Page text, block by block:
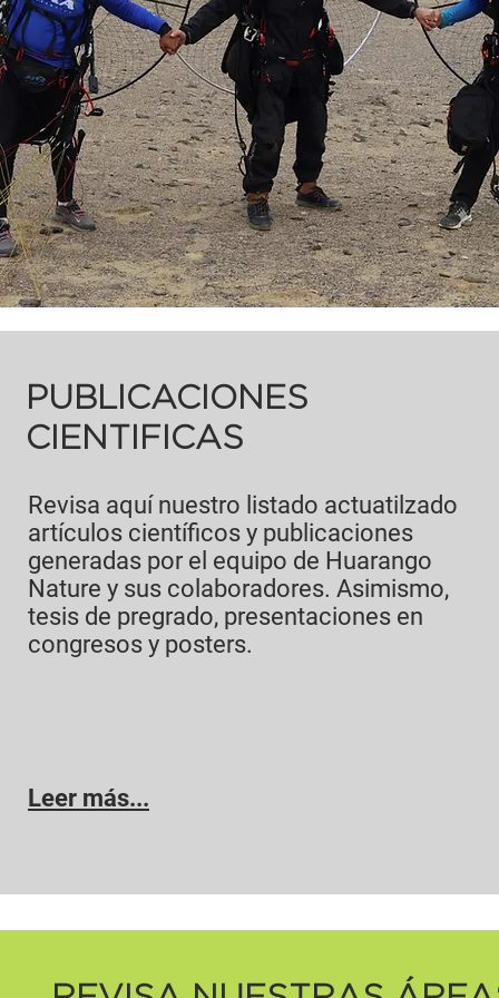
PUBLICACIONES
CIENTIFICAS
Revisa aquí nuestro listado actuatilzado
artículos científicos y publicaciones
generadas por el equipo de Huarango
Nature y sus colaboradores. Asimismo,
tesis de pregrado, presentaciones en
congresos y posters.
Leer más...